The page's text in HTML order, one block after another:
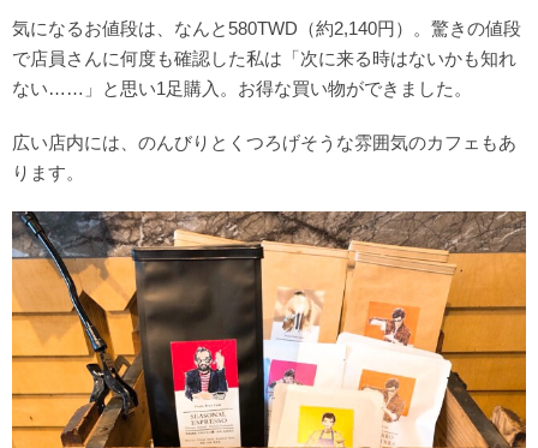
気になるお値段は、なんと580TWD（約2,140円）。驚きの値段
で店員さんに何度も確認した私は「次に来る時はないかも知れ
ない……」と思い1足購入。お得な買い物ができました。
広い店内には、のんびりとくつろげそうな雰囲気のカフェもあ
ります。